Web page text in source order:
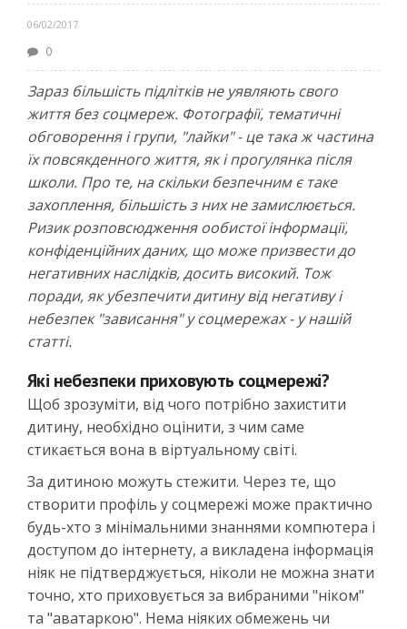
06/02/2017
0
Зараз більшість підлітків не уявляють свого
життя без соцмереж. Фотографії, тематичні
обговорення і групи, "лайки" - це така ж частина
їх повсякденного життя, як і прогулянка після
школи. Про те, на скільки безпечним є таке
захоплення, більшість з них не замислюється.
Ризик розповсюдження ообистої інформації,
конфіденційних даних, що може призвести до
негативних наслідків, досить високий. Тож
поради, як убезпечити дитину від негативу і
небезпек "зависання" у соцмережах - у нашій
статті.
Які небезпеки приховують соцмережі?
Щоб зрозуміти, від чого потрібно захистити
дитину, необхідно оцінити, з чим саме
стикається вона в віртуальному світі.
За дитиною можуть стежити. Через те, що
створити профіль у соцмережі може практично
будь-хто з мінімальними знаннями компютера і
доступом до інтернету, а викладена інформація
ніяк не підтверджується, ніколи не можна знати
точно, хто приховується за вибраними "ніком"
та "аватаркою". Нема ніяких обмежень чи